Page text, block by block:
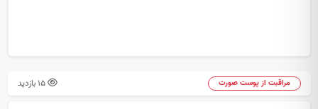
مراقبت از پوست صورت 15 بازدید